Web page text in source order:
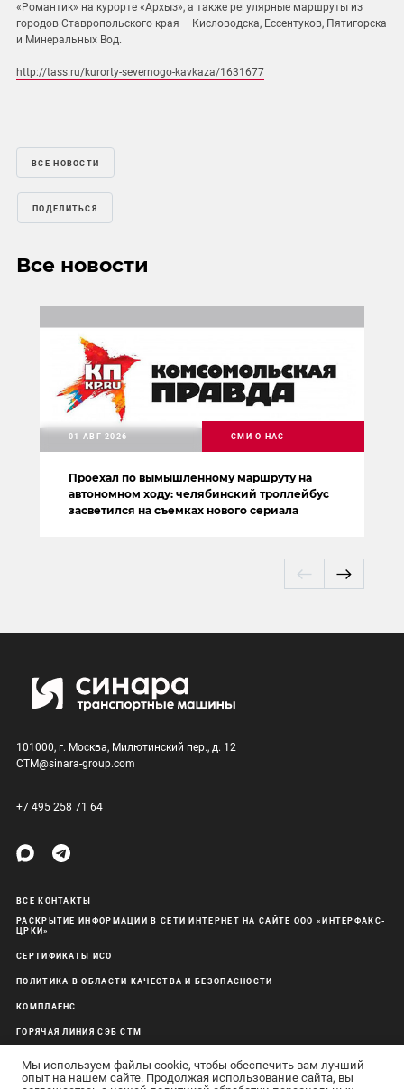
«Романтик» на курорте «Архыз», а также регулярные маршруты из
городов Ставропольского края – Кисловодска, Ессентуков, Пятигорска
и Минеральных Вод.
http://tass.ru/kurorty-severnogo-kavkaza/1631677
ВСЕ НОВОСТИ
ПОДЕЛИТЬСЯ
Все новости
Проехал по вымышленному маршруту на
автономном ходу: челябинский троллейбус
засветился на съемках нового сериала
01 АВГ 2026 СМИ О НАС
101000, г. Москва, Милютинский пер., д. 12
CTM@sinara-group.com
+7 495 258 71 64
ВСЕ КОНТАКТЫ
РАСКРЫТИЕ ИНФОРМАЦИИ В СЕТИ ИНТЕРНЕТ НА САЙТЕ ООО «ИНТЕРФАКС-
ЦРКИ»
СЕРТИФИКАТЫ ИСО
ПОЛИТИКА В ОБЛАСТИ КАЧЕСТВА И БЕЗОПАСНОСТИ
КОМПЛАЕНС
ГОРЯЧАЯ ЛИНИЯ СЭБ СТМ
Мы используем файлы cookie, чтобы обеспечить вам лучший
опыт на нашем сайте. Продолжая использование сайта, вы